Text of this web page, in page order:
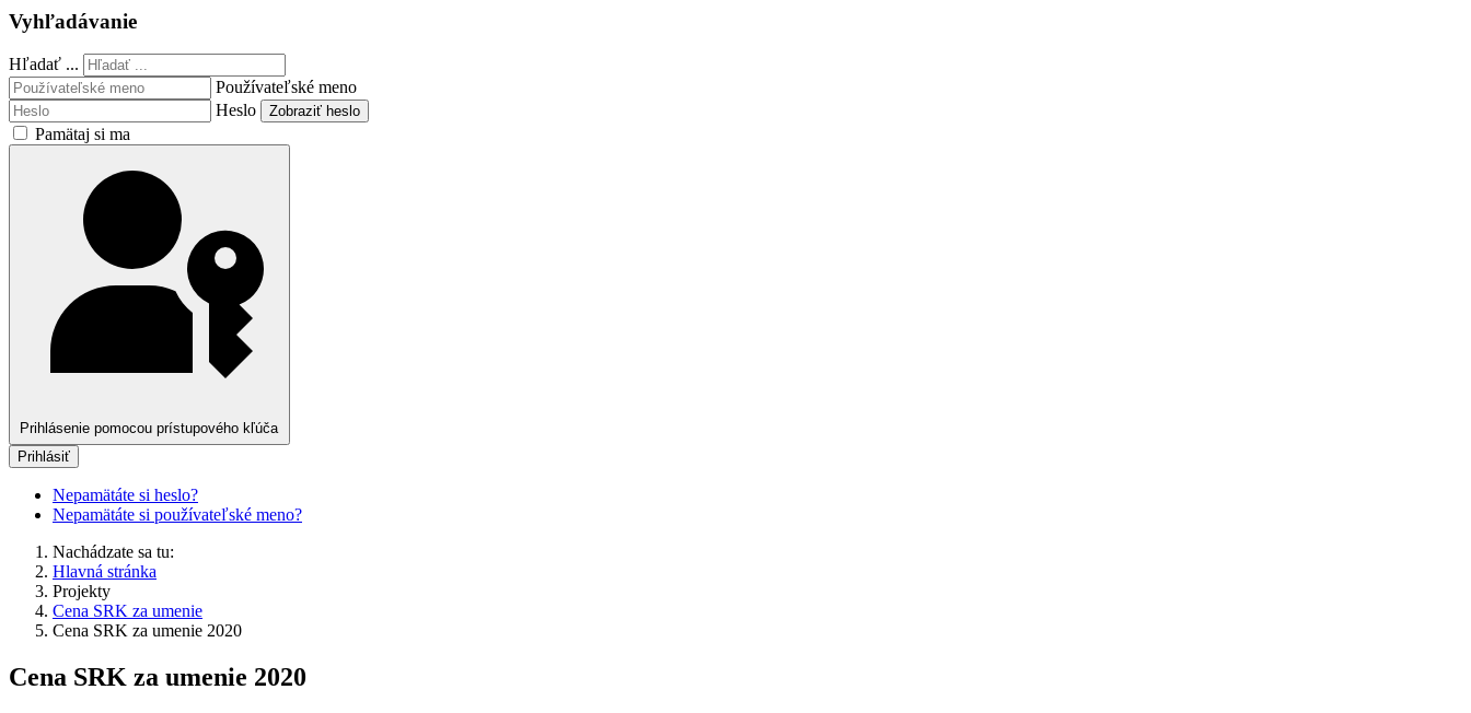
Vyhľadávanie
Hľadať ...
Používateľské meno
Heslo
Zobraziť heslo
Pamätaj si ma
Prihlásenie pomocou prístupového kľúča
Prihlásiť
Nepamätáte si heslo?
Nepamätáte si používateľské meno?
Nachádzate sa tu:
Hlavná stránka
Projekty
Cena SRK za umenie
Cena SRK za umenie 2020
Cena SRK za umenie 2020